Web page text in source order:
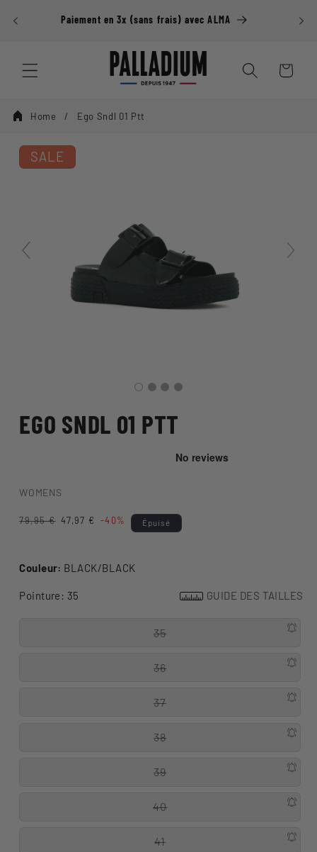
passer au
contenu
Paiement en 3x (sans frais) avec ALMA
Panier
Home Ego Sndl 01 Ptt
SALE
EGO SNDL 01 PTT
WOMENS
Prix
79,95 € Prix
47,97 € -40% Épuisé
Couleur: BLACK/BLACK
Pointure: 35 GUIDE DES TAILLES
35
36
37
38
39
40
41